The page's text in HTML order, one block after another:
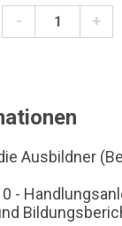
- +
Ausbildner
-